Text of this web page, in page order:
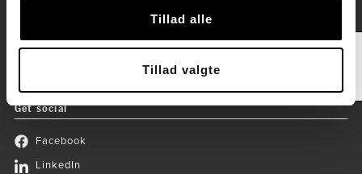
Tillad alle
Tillad valgte Sidebar
, kursustilbud
og historier om Sputniks børn og unge.
Ja tak, tilmeld mig!
Get social
Facebook
LinkedIn